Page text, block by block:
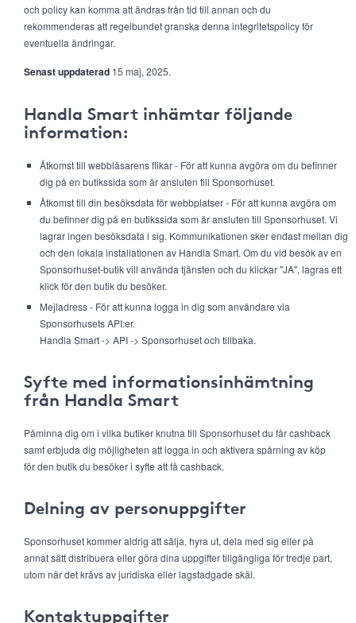
och policy kan komma att ändras från tid till annan och du
rekommenderas att regelbundet granska denna integritetspolicy för
eventuella ändringar.
Senast uppdaterad 15 maj, 2025.
Handla Smart inhämtar följande
information:
Åtkomst till webbläsarens flikar - För att kunna avgöra om du befinner
dig på en butikssida som är ansluten till Sponsorhuset.
Åtkomst till din besöksdata för webbplatser - För att kunna avgöra om
du befinner dig på en butikssida som är ansluten till Sponsorhuset. Vi
lagrar ingen besöksdata i sig. Kommunikationen sker endast mellan dig
och den lokala installationen av Handla Smart. Om du vid besök av en
Sponsorhuset-butik vill använda tjänsten och du klickar "JA", lagras ett
klick för den butik du besöker.
Mejladress - För att kunna logga in dig som användare via
Sponsorhusets API:er.
Handla Smart -> API -> Sponsorhuset och tillbaka.
Syfte med informationsinhämtning
från Handla Smart
Påminna dig om i vilka butiker knutna till Sponsorhuset du får cashback
samt erbjuda dig möjligheten att logga in och aktivera spårning av köp
för den butik du besöker i syfte att få cashback.
Delning av personuppgifter
Sponsorhuset kommer aldrig att sälja, hyra ut, dela med sig eller på
annat sätt distribuera eller göra dina uppgifter tillgängliga för tredje part,
utom när det krävs av juridiska eller lagstadgade skäl.
Kontaktuppgifter